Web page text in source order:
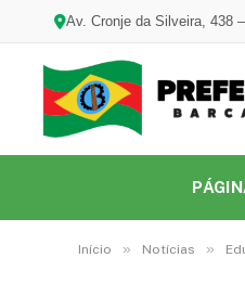
Av. Cronje da Silveira, 438
Início » Notícias »